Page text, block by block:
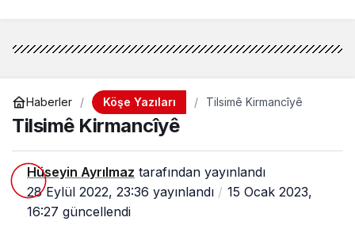
Haberler Köşe Yazıları Tilsimê Kirmancîyê
Tilsimê Kirmancîyê
Hüseyin Ayrılmaz tarafından yayınlandı
28 Eylül 2022, 23:36 yayınlandı
15 Ocak 2023,
16:27 güncellendi